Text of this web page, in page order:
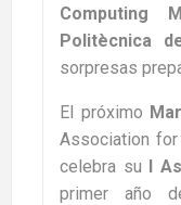
Computing
Politècnica
sorpresas
El próximo
Association
celebra su I
primer año